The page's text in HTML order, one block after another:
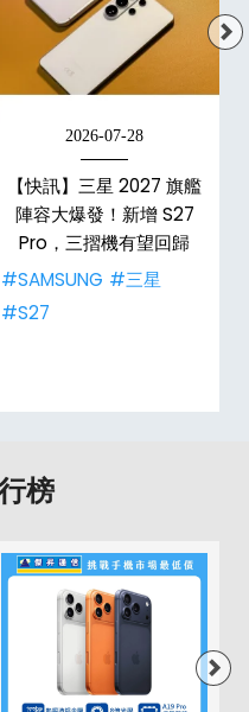
2026-07-28
【快訊】三星 2027 旗艦
陣容大爆發！新增 S27
Pro，三摺機有望回歸
#SAMSUNG #三星
#S27
榜